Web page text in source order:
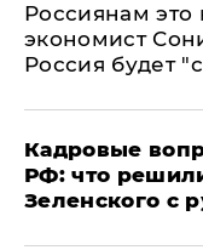
Россиянам это
экономист
Россия будет
Кадровые
РФ: что
Зеленского с